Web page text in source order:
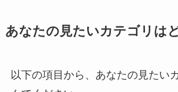
あなたの見たいカテゴリは
以下の項目から、あなたの見たい